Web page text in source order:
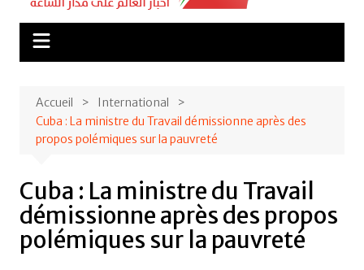
Accueil
International
Cuba : La ministre du Travail démissionne après des
propos polémiques sur la pauvreté
Cuba : La ministre du Travail
démissionne après des propos
polémiques sur la pauvreté